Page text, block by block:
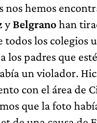
nos hemos
yBelgranohan
todos los colegios
los padres que
un violador.
con el área de
que la foto